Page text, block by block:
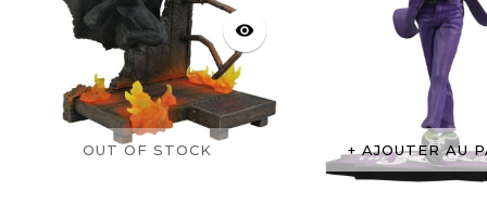
OUT OF STOCK
visibility
AJOUTER AU